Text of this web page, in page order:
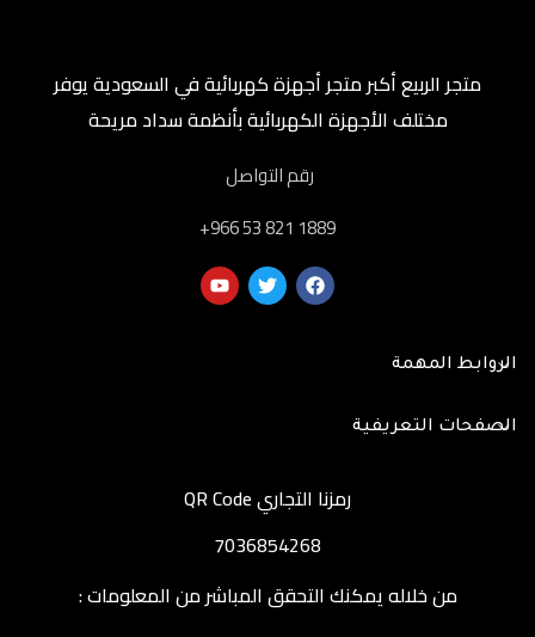
متجر الربيع أكبر متجر أجهزة كهربائية في السعودية يوفر
مختلف الأجهزة الكهربائية بأنظمة سداد مريحة
رقم التواصل
‎+966 53 821 1889
الروابط المهمة
الصفحات التعريفية
رمزنا التجاري QR Code
7036854268
من خلاله يمكنك التحقق المباشر من المعلومات :